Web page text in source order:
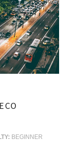
BEGINNER